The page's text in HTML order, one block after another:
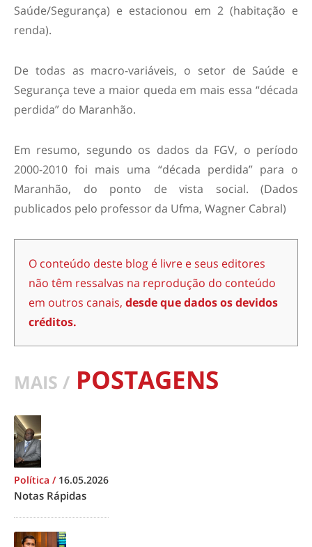
Saúde/Segurança) e estacionou em 2 (habitação e
renda).
De todas as macro-variáveis, o setor de Saúde e
Segurança teve a maior queda em mais essa “década
perdida” do Maranhão.
Em resumo, segundo os dados da FGV, o período
2000-2010 foi mais uma “década perdida” para o
Maranhão, do ponto de vista social. (Dados
publicados pelo professor da Ufma, Wagner Cabral)
O conteúdo deste blog é livre e seus editores
não têm ressalvas na reprodução do conteúdo
em outros canais, desde que dados os devidos
créditos.
MAIS / POSTAGENS
Política / 16.05.2026
Notas Rápidas